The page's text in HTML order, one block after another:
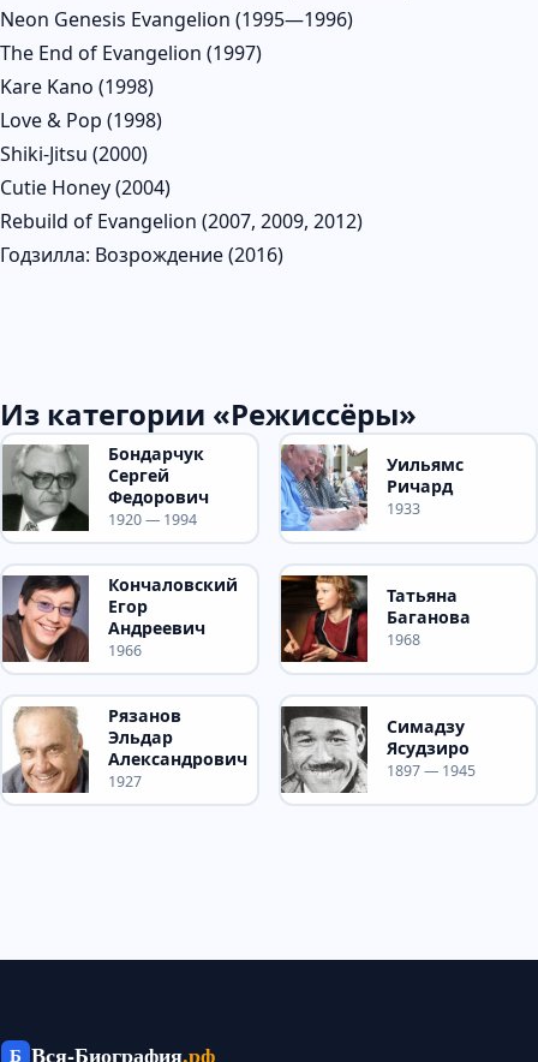
Neon Genesis Evangelion (1995—1996)
The End of Evangelion (1997)
Kare Kano (1998)
Love & Pop (1998)
Shiki-Jitsu (2000)
Cutie Honey (2004)
Rebuild of Evangelion (2007, 2009, 2012)
Годзилла: Возрождение (2016)
Из категории «Режиссёры»
Бондарчук
Сергей
Федорович
1920 — 1994
Уильямс
Ричард
1933
Кончаловский
Егор
Андреевич
1966
Татьяна
Баганова
1968
Рязанов
Эльдар
Александрович
1927
Симадзу
Ясудзиро
1897 — 1945
Б Вся-Биография.рф